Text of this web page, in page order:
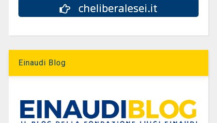
cheliberalesei.it
Einaudi Blog